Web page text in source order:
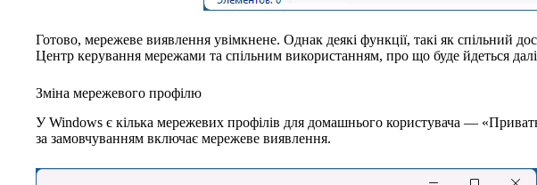
Готово, мережеве виявлення увімкнене. Однак деякі функції, такі як спільний
Центр керування мережами та спільним використанням, про що буде йдеться далі
Зміна мережевого профілю
У Windows є кілька мережевих профілів для домашнього користувача —
за замовчуванням включає мережеве виявлення.